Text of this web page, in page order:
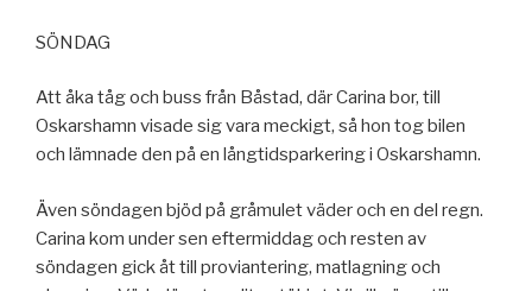
SÖNDAG
Att åka tåg och buss från Båstad, där Carina bor, till
Oskarshamn visade sig vara meckigt, så hon tog bilen
och lämnade den på en långtidsparkering i Oskarshamn.
Även söndagen bjöd på gråmulet väder och en del regn.
Carina kom under sen eftermiddag och resten av
söndagen gick åt till proviantering, matlagning och